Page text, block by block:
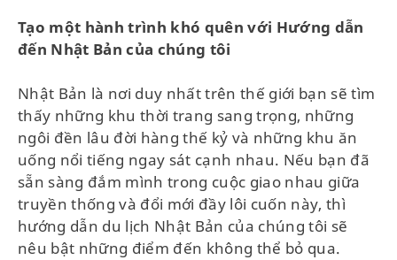
Tạo một hành trình khó quên với Hướng dẫn
đến Nhật Bản của chúng tôi
Nhật Bản là nơi duy nhất trên thế giới bạn sẽ tìm
thấy những khu thời trang sang trọng, những
ngôi đền lâu đời hàng thế kỷ và những khu ăn
uống nổi tiếng ngay sát cạnh nhau. Nếu bạn đã
sẵn sàng đắm mình trong cuộc giao nhau giữa
truyền thống và đổi mới đầy lôi cuốn này, thì
hướng dẫn du lịch Nhật Bản của chúng tôi sẽ
nêu bật những điểm đến không thể bỏ qua.